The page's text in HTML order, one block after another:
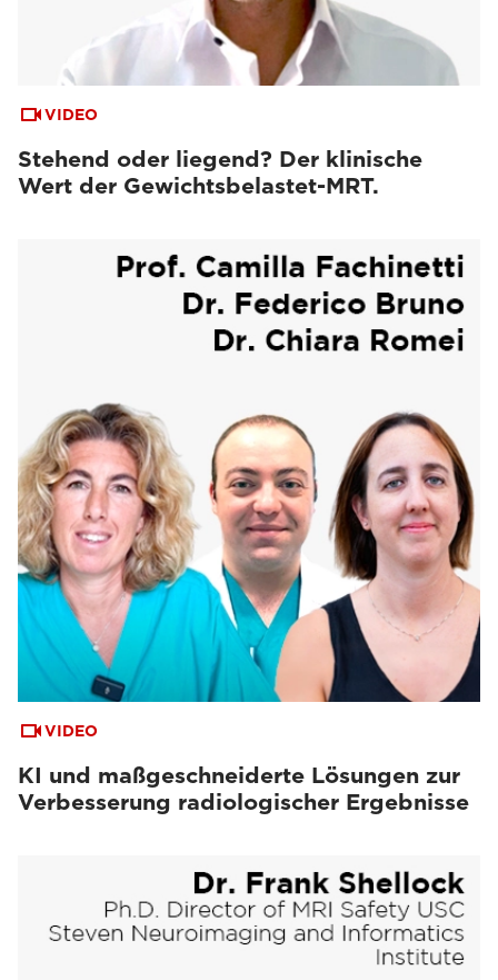
VIDEO
Stehend oder liegend? Der klinische
Wert der Gewichtsbelastet-MRT.
VIDEO
KI und maßgeschneiderte Lösungen zur
Verbesserung radiologischer Ergebnisse